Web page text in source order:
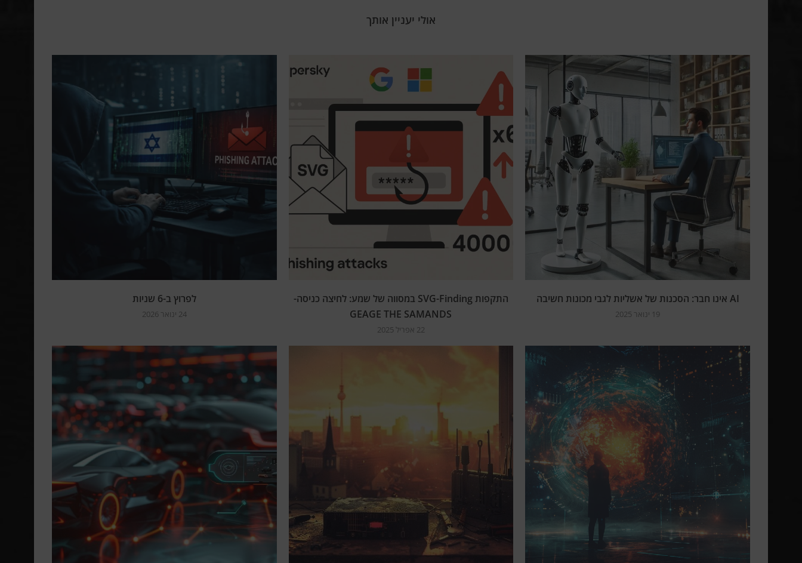
אולי יעניין אותך
לפרוץ ב-6 שניות
24 ינואר 2026
התקפות SVG-Finding במסווה של שמע: לחיצה כניסה-
GEAGE THE SAMANDS
22 אפריל 2025
AI אינו חבר: הסכנות של אשליות לגבי מכונות חשיבה
19 ינואר 2025